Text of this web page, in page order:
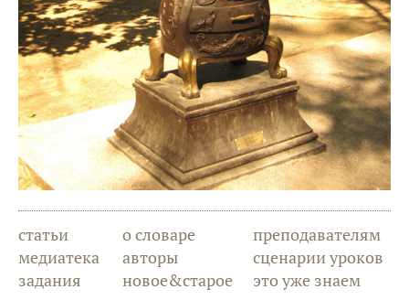
статьи
медиатека
задания
о словаре
авторы
новое&старое
преподавателям
сценарии уроков
это уже знаем